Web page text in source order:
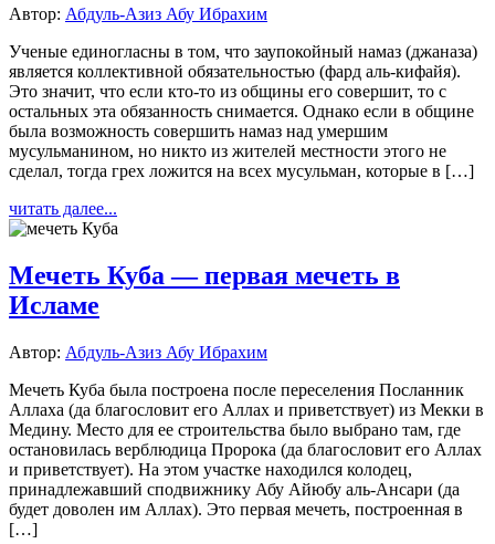
Автор: Абдуль-Азиз Абу Ибрахим
Ученые единогласны в том, что заупокойный намаз (джаназа)
является коллективной обязательностью (фард аль-кифайя).
Это значит, что если кто-то из общины его совершит, то с
остальных эта обязанность снимается. Однако если в общине
была возможность совершить намаз над умершим
мусульманином, но никто из жителей местности этого не
сделал, тогда грех ложится на всех мусульман, которые в […]
читать далее...
Мечеть Куба — первая мечеть в
Исламе
Автор: Абдуль-Азиз Абу Ибрахим
Мечеть Куба была построена после переселения Посланник
Аллаха (да благословит его Аллах и приветствует) из Мекки в
Медину. Место для ее строительства было выбрано там, где
остановилась верблюдица Пророка (да благословит его Аллах
и приветствует). На этом участке находился колодец,
принадлежавший сподвижнику Абу Айюбу аль-Ансари (да
будет доволен им Аллах). Это первая мечеть, построенная в
[…]